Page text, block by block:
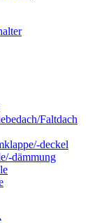
Faltdach
deckel
dämmung